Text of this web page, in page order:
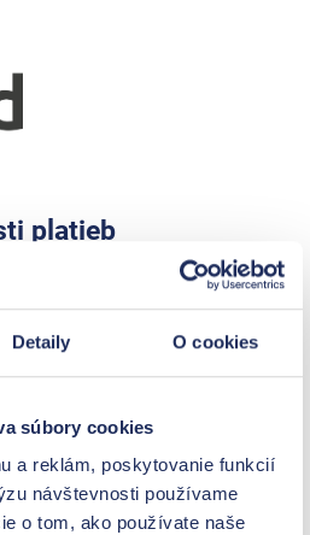
Detaily O cookies
súbory cookies
a reklám, poskytovanie funkcií
návštevnosti používame
o tom, ako používate naše
platieb
len pre registrovaných